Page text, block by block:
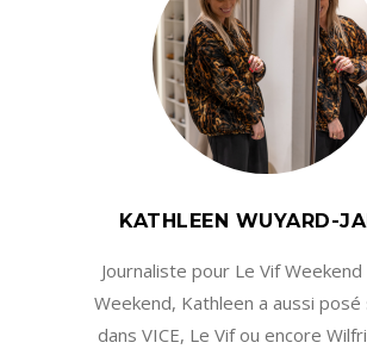
KATHLEEN WUYARD-
Journaliste pour Le Vif Weekend
Weekend, Kathleen a aussi posé
dans VICE, Le Vif ou encore